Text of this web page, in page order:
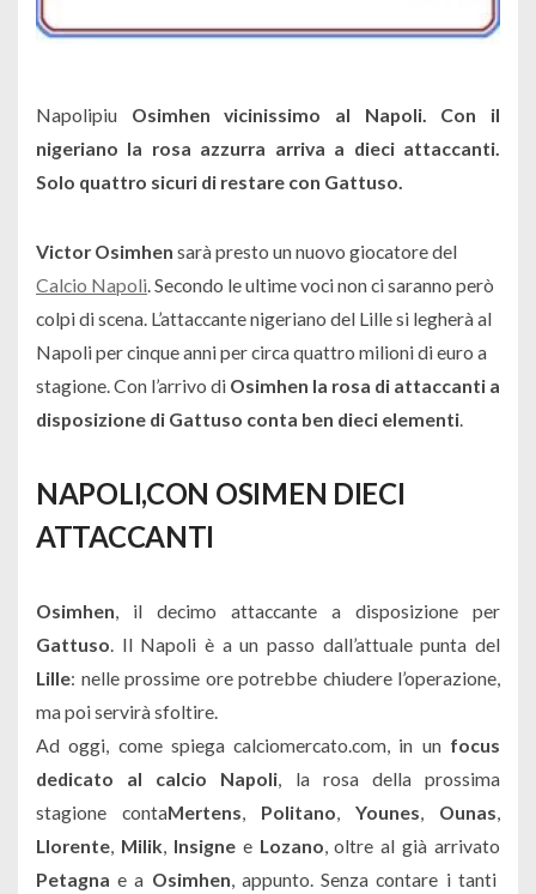
Napolipiu Osimhen vicinissimo al Napoli. Con il
nigeriano la rosa azzurra arriva a dieci attaccanti.
Solo quattro sicuri di restare con Gattuso.
Victor Osimhen sarà presto un nuovo giocatore del
Calcio Napoli . Secondo le ultime voci non ci saranno però
colpi di scena. L’attaccante nigeriano del Lille si legherà al
Napoli per cinque anni per circa quattro milioni di euro a
stagione. Con l’arrivo di Osimhen la rosa di attaccanti a
disposizione di Gattuso conta ben dieci elementi
NAPOLI,CON OSIMEN DIECI
ATTACCANTI
Osimhen , il decimo attaccante a disposizione per
Gattuso . Il Napoli è a un passo dall’attuale punta del
Lille: nelle prossime ore potrebbe chiudere l’operazione,
ma poi servirà sfoltire.
Ad oggi, come spiega calciomercato.com, in unfocus
dedicato al calcio Napoli , la rosa della prossima
stagione contaMertens Politano Younes Ounas
Llorente Milik Insignee Lozano , oltre al già arrivato
Petagna e a Osimhen , appunto. Senza contare i tanti